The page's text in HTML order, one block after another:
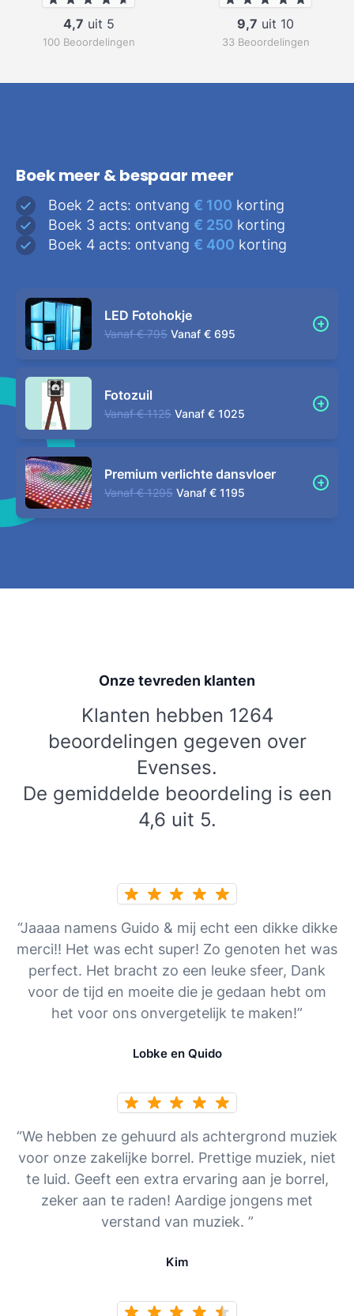
4,7 uit 5
100 Beoordelingen
9,7 uit 10
33 Beoordelingen
Boek meer & bespaar meer
Boek 2 acts: ontvang € 100 korting
Boek 3 acts: ontvang € 250 korting
Boek 4 acts: ontvang € 400 korting
LED Fotohokje
Vanaf € 795 Vanaf € 695
Fotozuil
Vanaf € 1125 Vanaf € 1025
Premium verlichte dansvloer
Vanaf € 1295 Vanaf € 1195
Onze tevreden klanten
Klanten hebben 1264
beoordelingen gegeven over
Evenses.
De gemiddelde beoordeling is een
4,6 uit 5.
“Jaaaa namens Guido & mij echt een dikke dikke
merci!! Het was echt super! Zo genoten het was
perfect. Het bracht zo een leuke sfeer, Dank
voor de tijd en moeite die je gedaan hebt om
het voor ons onvergetelijk te maken!”
Lobke en Quido
“We hebben ze gehuurd als achtergrond muziek
voor onze zakelijke borrel. Prettige muziek, niet
te luid. Geeft een extra ervaring aan je borrel,
zeker aan te raden! Aardige jongens met
verstand van muziek. ”
Kim